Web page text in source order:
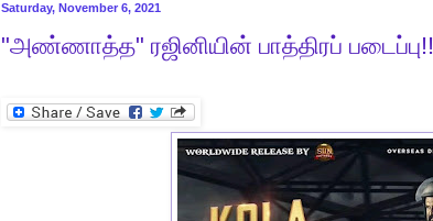
Saturday, November 6, 2021
"அண்ணாத்த" ரஜினியின் பாத்திரப் படைப்பு!!